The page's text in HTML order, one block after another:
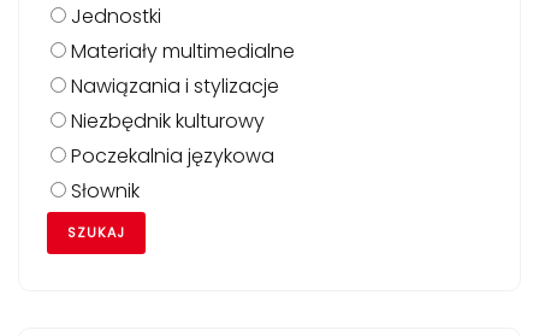
Jednostki
Materiały multimedialne
Nawiązania i stylizacje
Niezbędnik kulturowy
Poczekalnia językowa
Słownik